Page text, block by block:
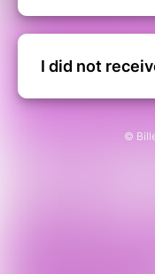
I did not
©